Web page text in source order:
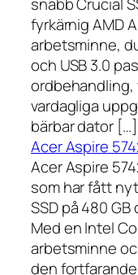
fyrkärnig AMD
arbetsminne,
och USB 3.0
ordbehandling,
vardagliga
bärbar dator […]
Acer Aspire
Acer Aspire
som har fått
SSD på 480 GB
Med en Intel
arbetsminne
den